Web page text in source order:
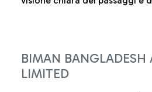
BIMAN BANGLADESH
LIMITED